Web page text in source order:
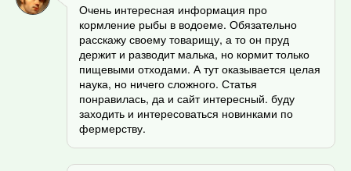
Очень интересная информация про
кормление рыбы в водоеме. Обязательно
расскажу своему товарищу, а то он пруд
держит и разводит малька, но кормит только
пищевыми отходами. А тут оказывается целая
наука, но ничего сложного. Статья
понравилась, да и сайт интересный. буду
заходить и интересоваться новинками по
фермерству.